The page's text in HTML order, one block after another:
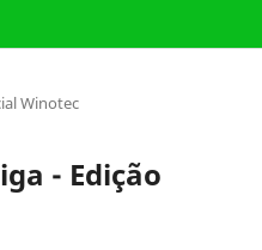
Winotec
- Edição